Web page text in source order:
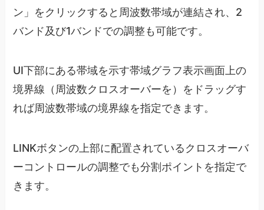
ン」をクリックすると周波数帯域が連結され、2
バンド及び1バンドでの調整も可能です。
UI下部にある帯域を示す帯域グラフ表示画面上の
境界線（周波数クロスオーバーを）をドラッグす
れば周波数帯域の境界線を指定できます。
LINKボタンの上部に配置されているクロスオーバ
ーコントロールの調整でも分割ポイントを指定で
きます。